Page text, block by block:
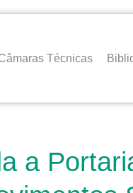
Técnicas
a